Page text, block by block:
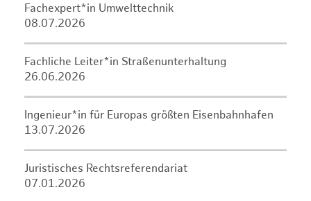
Fachexpert*in Umwelttechnik
08.07.2026
Fachliche Leiter*in Straßenunterhaltung
26.06.2026
Ingenieur*in für Europas größten Eisenbahnhafen
13.07.2026
Juristisches Rechtsreferendariat
07.01.2026